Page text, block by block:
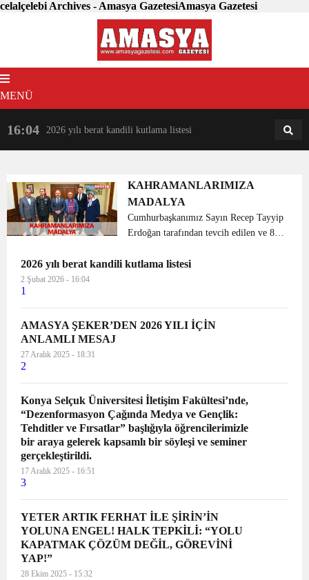
celalçelebi Archives - Amasya GazetesiAmasya Gazetesi
MENÜ
16:04 2026 yılı berat kandili kutlama listesi 18:31
KAHRAMANLARIMIZA
MADALYA
Cumhurbaşkanımız Sayın Recep Tayyip
Erdoğan tarafından tevcih edilen ve 81
ile “Devlet Övünç Madalyaları”,
2026 yılı berat kandili kutlama listesi
2 Şubat 2026 - 16:04
1
AMASYA ŞEKER’DEN 2026 YILI İÇİN
ANLAMLI MESAJ
27 Aralık 2025 - 18:31
2
Konya Selçuk Üniversitesi İletişim Fakültesi’nde,
“Dezenformasyon Çağında Medya ve Gençlik:
Tehditler ve Fırsatlar” başlığıyla öğrencilerimizle
bir araya gelerek kapsamlı bir söyleşi ve seminer
gerçekleştirildi.
17 Aralık 2025 - 16:51
3
YETER ARTIK FERHAT İLE ŞİRİN’İN
YOLUNA ENGEL! HALK TEPKİLİ: “YOLU
KAPATMAK ÇÖZÜM DEĞİL, GÖREVİNİ
YAP!”
28 Ekim 2025 - 15:32